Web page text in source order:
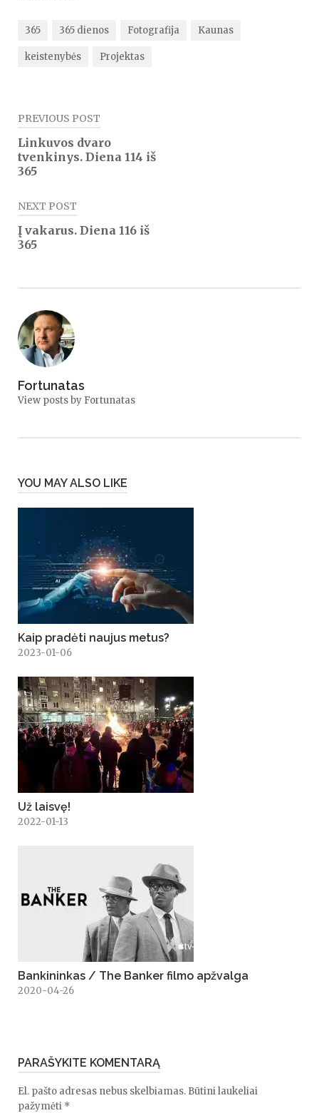
365 365 dienos Fotografija Kaunas
keistenybės Projektas
Navigacija
tarp
įrašų
PREVIOUS POST
Linkuvos dvaro
tvenkinys. Diena 114 iš
365
NEXT POST
Į vakarus. Diena 116 iš
365
Fortunatas
View posts by Fortunatas
YOU MAY ALSO LIKE
Kaip pradėti naujus metus?
2023-01-06
Už laisvę!
2022-01-13
Bankininkas / The Banker filmo apžvalga
2020-04-26
PARAŠYKITE KOMENTARĄ
El. pašto adresas nebus skelbiamas. Būtini laukeliai
pažymėti *